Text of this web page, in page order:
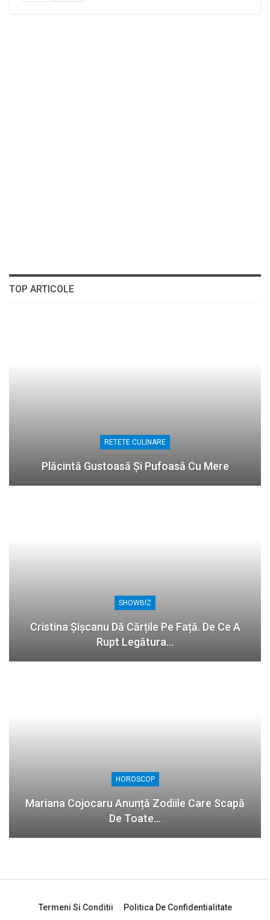
TOP ARTICOLE
RETETE CULINARE
Plăcintă Gustoasă Și Pufoasă Cu Mere
SHOWBIZ
Cristina Șișcanu Dă Cărțile Pe Față. De Ce A
Rupt Legătura…
HOROSCOP
Mariana Cojocaru Anunță Zodiile Care Scapă
De Toate…
Termeni Si Conditii
Politica De Confidentialitate